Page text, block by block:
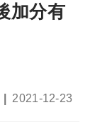
加分有
Post
2021-12-23